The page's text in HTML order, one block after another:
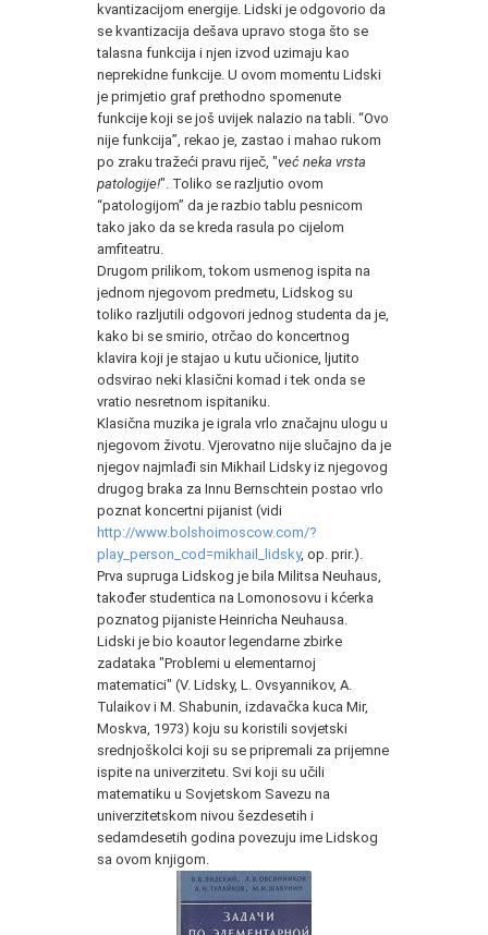
kvantizacijom energije. Lidski je odgovorio da
se kvantizacija dešava upravo stoga što se
talasna funkcija i njen izvod uzimaju kao
neprekidne funkcije. U ovom momentu Lidski
je primjetio graf prethodno spomenute
funkcije koji se još uvijek nalazio na tabli. “Ovo
nije funkcija”, rekao je, zastao i mahao rukom
po zraku tražeći pravu riječ, "već neka vrsta
patologije!". Toliko se razljutio ovom
“patologijom” da je razbio tablu pesnicom
tako jako da se kreda rasula po cijelom
amfiteatru.
Drugom prilikom, tokom usmenog ispita na
jednom njegovom predmetu, Lidskog su
toliko razljutili odgovori jednog studenta da je,
kako bi se smirio, otrčao do koncertnog
klavira koji je stajao u kutu učionice, ljutito
odsvirao neki klasični komad i tek onda se
vratio nesretnom ispitaniku.
Klasična muzika je igrala vrlo značajnu ulogu u
njegovom životu. Vjerovatno nije slučajno da je
njegov najmlađi sin Mikhail Lidsky iz njegovog
drugog braka za Innu Bernschtein postao vrlo
poznat koncertni pijanist (vidi
http://www.bolshoimoscow.com/?
play_person_cod=mikhail_lidsky, op. prir.).
Prva supruga Lidskog je bila Militsa Neuhaus,
također studentica na Lomonosovu i kćerka
poznatog pijaniste Heinricha Neuhausa.
Lidski je bio koautor legendarne zbirke
zadataka "Problemi u elementarnoj
matematici" (V. Lidsky, L. Ovsyannikov, A.
Tulaikov i M. Shabunin, izdavačka kuca Mir,
Moskva, 1973) koju su koristili sovjetski
srednjoškolci koji su se pripremali za prijemne
ispite na univerzitetu. Svi koji su učili
matematiku u Sovjetskom Savezu na
univerzitetskom nivou šezdesetih i
sedamdesetih godina povezuju ime Lidskog
sa ovom knjigom.